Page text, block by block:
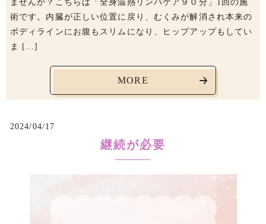
ませんか？こちらは「全身温熱リンパケア９０分」1回の施
術です。内臓が正しい位置に戻り、むくみが解消され本来の
ボディラインにお腹もスリムになり、ヒップアップもしてい
ま […]
MORE
2024/04/17
継続が必要